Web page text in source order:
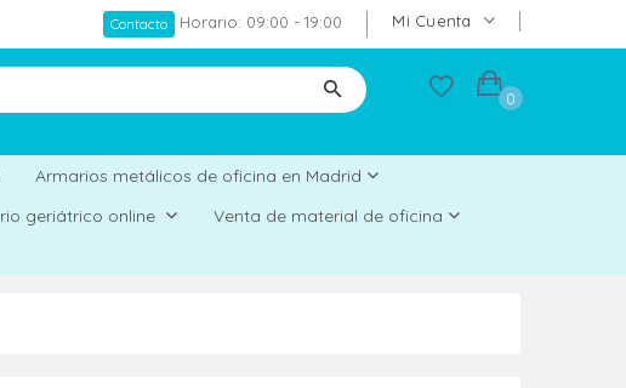
Mi Cuenta
Contacto Horario: 09:00 - 19:00
0
Armarios metálicos de oficina en Madrid
geriátrico online
Venta de material de oficina